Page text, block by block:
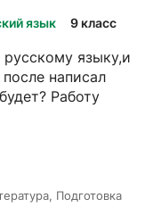
язык 9 класс
языку,и
написал
Работу
Подготовка